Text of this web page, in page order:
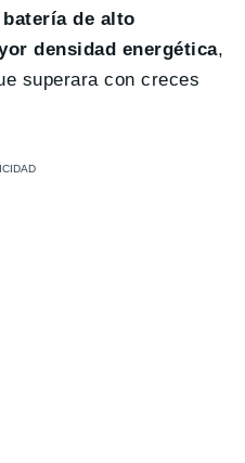
de alto
densidad energética,
superara con creces